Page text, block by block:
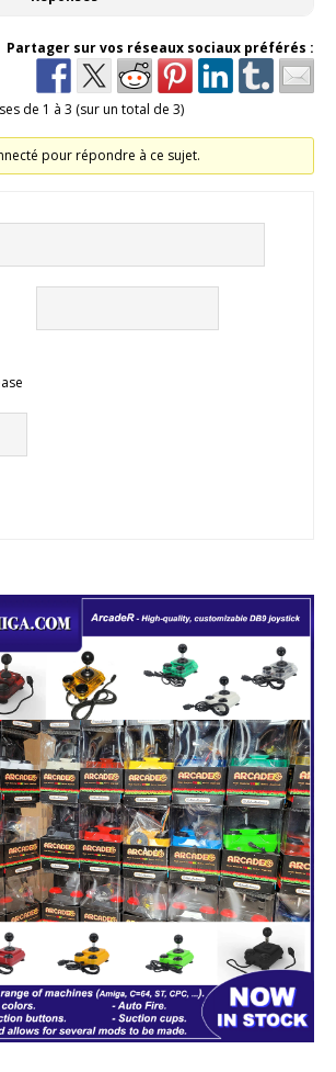
Partager sur vos réseaux sociaux préférés :
de 1 à 3 (sur un total de 3)
pour répondre à ce sujet.